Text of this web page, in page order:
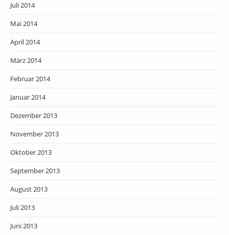
Juli 2014
Mai 2014
April 2014
März 2014
Februar 2014
Januar 2014
Dezember 2013
November 2013
Oktober 2013
September 2013
August 2013
Juli 2013
Juni 2013